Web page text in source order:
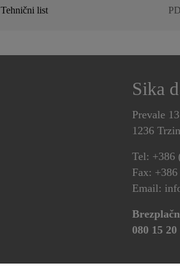
Tehnični list
Sika
Prevale 13
1236 Trzin
Tel: +386
Fax:
Email:
080 15 20